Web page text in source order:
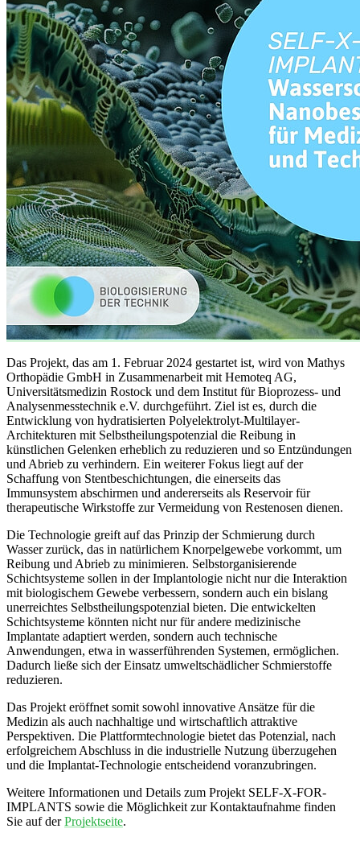
Das Projekt, das am 1. Februar 2024 gestartet ist, wird von Mathys
Orthopädie GmbH in Zusammenarbeit mit Hemoteq AG,
Universitätsmedizin Rostock und dem Institut für Bioprozess- und
Analysenmesstechnik e.V. durchgeführt. Ziel ist es, durch die
Entwicklung von hydratisierten Polyelektrolyt-Multilayer-
Architekturen mit Selbstheilungspotenzial die Reibung in
künstlichen Gelenken erheblich zu reduzieren und so Entzündungen
und Abrieb zu verhindern. Ein weiterer Fokus liegt auf der
Schaffung von Stentbeschichtungen, die einerseits das
Immunsystem abschirmen und andererseits als Reservoir für
therapeutische Wirkstoffe zur Vermeidung von Restenosen dienen.
Die Technologie greift auf das Prinzip der Schmierung durch
Wasser zurück, das in natürlichem Knorpelgewebe vorkommt, um
Reibung und Abrieb zu minimieren. Selbstorganisierende
Schichtsysteme sollen in der Implantologie nicht nur die Interaktion
mit biologischem Gewebe verbessern, sondern auch ein bislang
unerreichtes Selbstheilungspotenzial bieten. Die entwickelten
Schichtsysteme könnten nicht nur für andere medizinische
Implantate adaptiert werden, sondern auch technische
Anwendungen, etwa in wasserführenden Systemen, ermöglichen.
Dadurch ließe sich der Einsatz umweltschädlicher Schmierstoffe
reduzieren.
Das Projekt eröffnet somit sowohl innovative Ansätze für die
Medizin als auch nachhaltige und wirtschaftlich attraktive
Perspektiven. Die Plattformtechnologie bietet das Potenzial, nach
erfolgreichem Abschluss in die industrielle Nutzung überzugehen
und die Implantat-Technologie entscheidend voranzubringen.
Weitere Informationen und Details zum Projekt SELF-X-FOR-
IMPLANTS sowie die Möglichkeit zur Kontaktaufnahme finden
Sie auf derProjektseite.